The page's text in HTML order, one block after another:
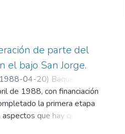
de parte del
el bajo San Jorge.
1988-04-20) Baquero M.,
de 1988, con financiación
la primera etapa
que hay que
sobre insumos ,